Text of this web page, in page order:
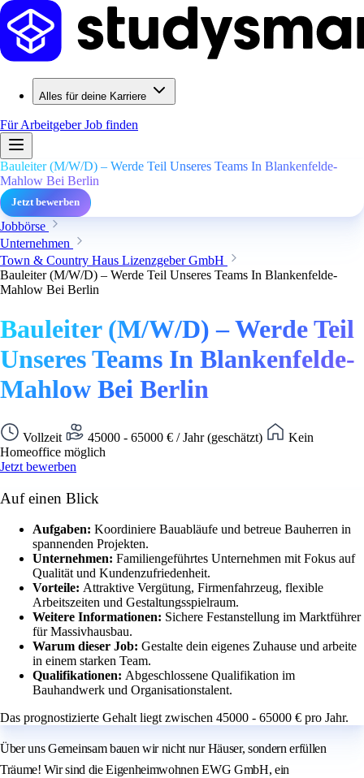
Alles für deine Karriere
Für ArbeitgeberJob finden
Bauleiter (M/W/D) – Werde Teil Unseres Teams In Blankenfelde-
Mahlow Bei Berlin
Jetzt bewerben
Jobbörse
Unternehmen
Town & Country Haus Lizenzgeber GmbH
Bauleiter (M/W/D) – Werde Teil Unseres Teams In Blankenfelde-
Mahlow Bei Berlin
Bauleiter (M/W/D) – Werde Teil
Unseres Teams In Blankenfelde-
Mahlow Bei Berlin
Vollzeit 45000 - 65000 € / Jahr (geschätzt)
Kein
Homeoffice möglich
Jetzt bewerben
Auf einen Blick
Aufgaben: Koordiniere Bauabläufe und betreue Bauherren in
spannenden Projekten.
Unternehmen: Familiengeführtes Unternehmen mit Fokus auf
Qualität und Kundenzufriedenheit.
Vorteile: Attraktive Vergütung, Firmenfahrzeug, flexible
Arbeitszeiten und Gestaltungsspielraum.
Weitere Informationen: Sichere Festanstellung im Marktführer
für Massivhausbau.
Warum dieser Job: Gestalte dein eigenes Zuhause und arbeite
in einem starken Team.
Qualifikationen: Abgeschlossene Qualifikation im
Bauhandwerk und Organisationstalent.
Das prognostizierte Gehalt liegt zwischen 45000 - 65000 € pro Jahr.
Über uns Gemeinsam bauen wir nicht nur Häuser, sondern erfüllen
Träume! Wir sind die Eigenheimwohnen EWG GmbH, ein